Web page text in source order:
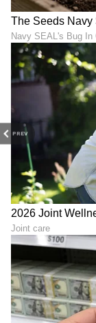
PREV
ಜೂನ್ 21 ರ ನಂತರ
ಬ್ಯಾಂಕ್ ಬ್ಯಾಲೆನ್ಸ್
ತುಂಬಿ ಹರಿಯುತ್ತೆ